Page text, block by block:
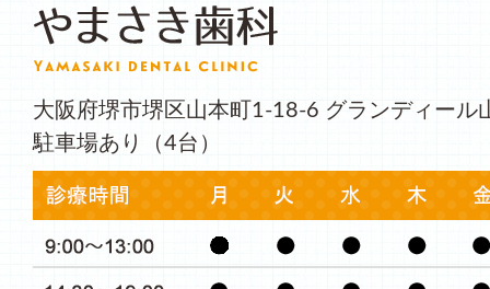
大阪府堺市堺区山本町1-18-6 グランディール
駐車場あり（4台）